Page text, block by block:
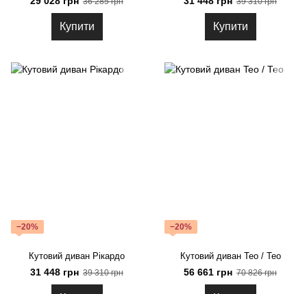
Купити Купити
−20%
Кутовий диван Рікардо
31 448 грн 39 310 грн
−20%
Кутовий диван Teo / Тео
56 661 грн 70 826 грн